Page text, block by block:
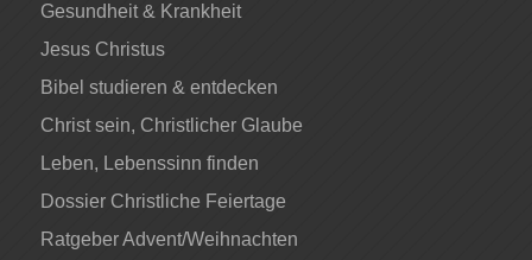
Gesundheit & Krankheit
Jesus Christus
Bibel studieren & entdecken
Christ sein, Christlicher Glaube
Leben, Lebenssinn finden
Dossier Christliche Feiertage
Ratgeber Advent/Weihnachten